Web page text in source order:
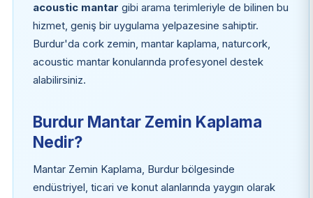
acoustic mantar gibi arama terimleriyle de bilinen bu
hizmet, geniş bir uygulama yelpazesine sahiptir.
Burdur'da cork zemin, mantar kaplama, naturcork,
acoustic mantar konularında profesyonel destek
alabilirsiniz.
Burdur Mantar Zemin Kaplama
Nedir?
Mantar Zemin Kaplama, Burdur bölgesinde
endüstriyel, ticari ve konut alanlarında yaygın olarak